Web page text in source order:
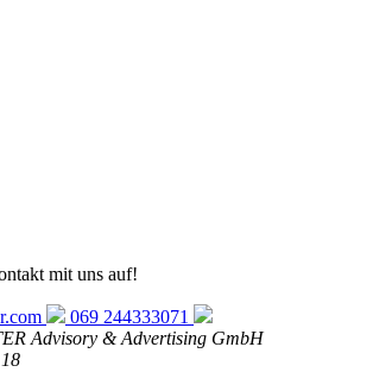
mit uns auf!
069 244333071
Advisory & Advertising GmbH